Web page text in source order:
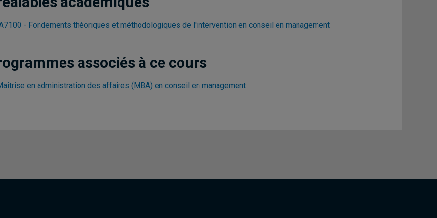
- Fondements théoriques et méthodologiques de l'intervention en conseil en management
associés à ce cours
en administration des affaires (MBA) en conseil en management